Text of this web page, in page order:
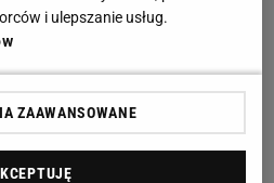
i ulepszanie usług.
ZAAWANSOWANE